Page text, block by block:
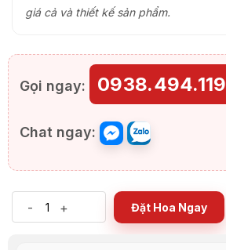
giá cả và thiết kế sản phẩm.
Gọi ngay: 0938.494.119
Chat ngay:
- + Đặt Hoa Ngay